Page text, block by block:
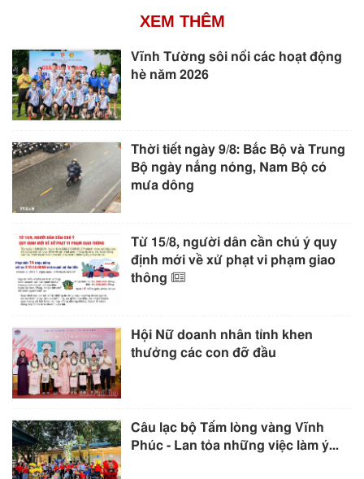
XEM THÊM
Vĩnh Tường sôi nổi các hoạt động
hè năm 2026
Thời tiết ngày 9/8: Bắc Bộ và Trung
Bộ ngày nắng nóng, Nam Bộ có
mưa dông
Từ 15/8, người dân cần chú ý quy
định mới về xử phạt vi phạm giao
thông
Hội Nữ doanh nhân tỉnh khen
thưởng các con đỡ đầu
Câu lạc bộ Tấm lòng vàng Vĩnh
Phúc - Lan tỏa những việc làm ý...